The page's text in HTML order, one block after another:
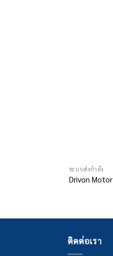
ระบบส่งกำลัง
Drivon Motor
ติดต่อเรา